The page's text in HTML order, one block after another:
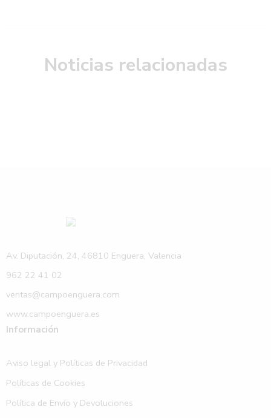
Noticias relacionadas
Av. Diputación, 24, 46810 Enguera, Valencia
962 22 41 02
ventas@campoenguera.com
www.campoenguera.es
Información
Aviso legal y Políticas de Privacidad
Políticas de Cookies
Política de Envío y Devoluciones